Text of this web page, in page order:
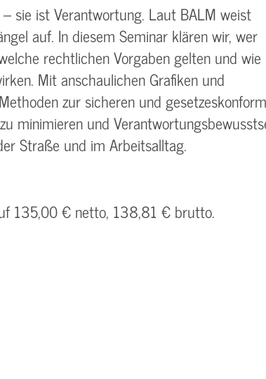
sie ist Verantwortung. Laut BALM weist
auf. In diesem Seminar klären wir, wer
rechtlichen Vorgaben gelten und wie
Mit anschaulichen Grafiken und
zur sicheren und
minimieren und
Straße und im Arbeitsalltag.
135,00 € netto, 138,81 € brutto.